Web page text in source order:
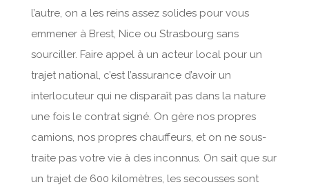
l’autre, on a les reins assez solides pour vous
emmener à Brest, Nice ou Strasbourg sans
sourciller. Faire appel à un acteur local pour un
trajet national, c’est l’assurance d’avoir un
interlocuteur qui ne disparaît pas dans la nature
une fois le contrat signé. On gère nos propres
camions, nos propres chauffeurs, et on ne sous-
traite pas votre vie à des inconnus. On sait que sur
un trajet de 600 kilomètres, les secousses sont